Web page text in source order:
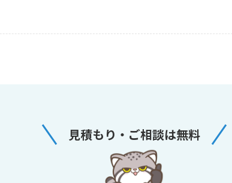
見積もり・ご相談は無料